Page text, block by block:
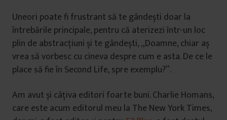
Uneori poate fi frustrant să te gândești doar la
întrebările principale, pentru că aterizezi într-un loc
plin de abstracțiuni și te gândești, „Doamne, chiar aș
vrea să vorbesc cu cineva despre cum e asta. De ce le
place să fie în Second Life, spre exemplu?”.
Am avut și câțiva editori foarte buni. Charlie Homans,
care este acum editorul meu la The New York Times,